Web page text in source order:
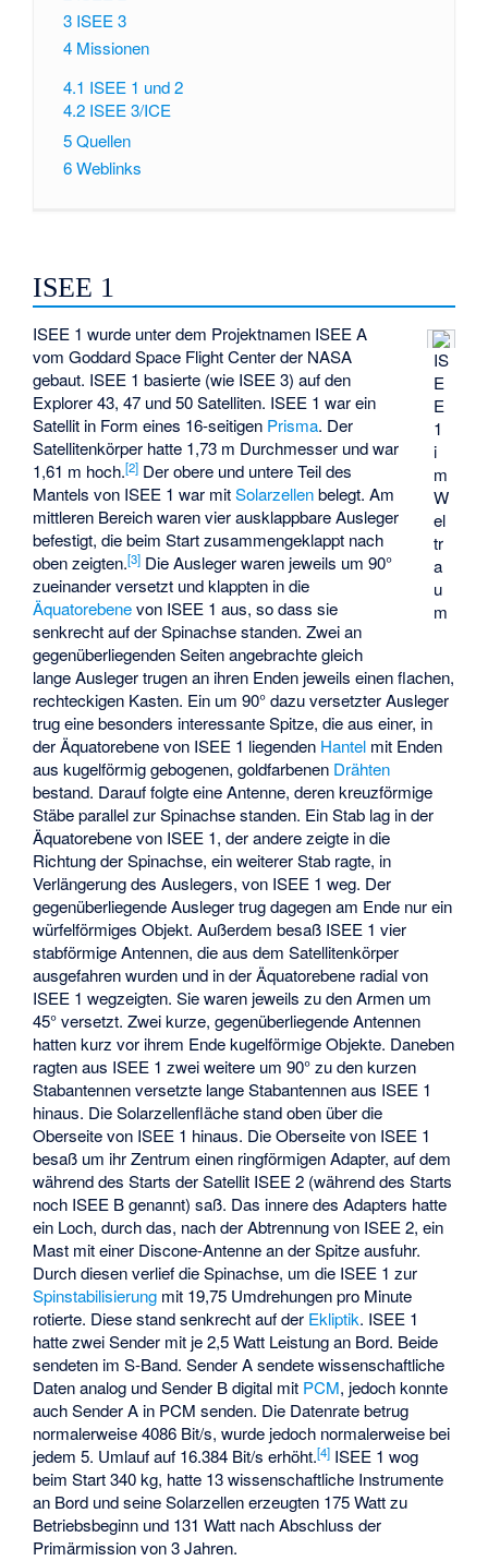
3 ISEE 3
4 Missionen
4.1 ISEE 1 und 2
4.2 ISEE 3/ICE
5Quellen
6Weblinks
ISEE 1
IS
E
E
1
i
m
W
el
tr
a
u
m
ISEE 1 wurde unter dem Projektnamen ISEE A
vom Goddard Space Flight Center der NASA
gebaut. ISEE 1 basierte (wie ISEE 3) auf den
Explorer 43,47 und50Satelliten. ISEE 1 war ein
Satellit in Form eines 16-seitigen Prisma. Der
Satellitenkörper hatte 1,73 m Durchmesser und war
1,61 m hoch.[2] Der obere und untere Teil des
Mantels von ISEE 1 war mitSolarzellenbelegt. Am
mittleren Bereich waren vier ausklappbare Ausleger
befestigt, die beim Start zusammengeklappt nach
oben zeigten.[3] Die Ausleger waren jeweils um 90°
zueinander versetzt und klappten in die
Äquatorebenevon ISEE 1 aus, so dass sie
senkrecht auf der Spinachse standen. Zwei an
gegenüberliegenden Seiten angebrachte gleich
lange Ausleger trugen an ihren Enden jeweils einen flachen,
rechteckigen Kasten. Ein um 90° dazu versetzter Ausleger
trug eine besonders interessante Spitze, die aus einer, in
der Äquatorebene von ISEE 1 liegenden Hantel mit Enden
aus kugelförmig gebogenen, goldfarbenen Drähten
bestand. Darauf folgte eine Antenne, deren kreuzförmige
Stäbe parallel zur Spinachse standen. Ein Stab lag in der
Äquatorebene von ISEE 1, der andere zeigte in die
Richtung der Spinachse, ein weiterer Stab ragte, in
Verlängerung des Auslegers, von ISEE 1 weg. Der
gegenüberliegende Ausleger trug dagegen am Ende nur ein
würfelförmiges Objekt. Außerdem besaß ISEE 1 vier
stabförmige Antennen, die aus dem Satellitenkörper
ausgefahren wurden und in der Äquatorebene radial von
ISEE 1 wegzeigten. Sie waren jeweils zu den Armen um
45° versetzt. Zwei kurze, gegenüberliegende Antennen
hatten kurz vor ihrem Ende kugelförmige Objekte. Daneben
ragten aus ISEE 1 zwei weitere um 90° zu den kurzen
Stabantennen versetzte lange Stabantennen aus ISEE 1
hinaus. Die Solarzellenfläche stand oben über die
Oberseite von ISEE 1 hinaus. Die Oberseite von ISEE 1
besaß um ihr Zentrum einen ringförmigen Adapter, auf dem
während des Starts der Satellit ISEE 2 (während des Starts
noch ISEE B genannt) saß. Das innere des Adapters hatte
ein Loch, durch das, nach der Abtrennung von ISEE 2, ein
Mast mit einer Discone-Antennean der Spitze ausfuhr.
Durch diesen verlief die Spinachse, um die ISEE 1 zur
Spinstabilisierung mit 19,75 Umdrehungen pro Minute
rotierte. Diese stand senkrecht auf der Ekliptik. ISEE 1
hatte zwei Sender mit je 2,5 Watt Leistung an Bord. Beide
sendeten im S-Band. Sender A sendete wissenschaftliche
Daten analog und Sender B digital mit PCM, jedoch konnte
auch Sender A in PCM senden. Die Datenrate betrug
normalerweise 4086 Bit/s, wurde jedoch normalerweise bei
jedem 5. Umlauf auf 16.384 Bit/s erhöht.[4] ISEE 1 wog
beim Start 340 kg, hatte 13 wissenschaftliche Instrumente
an Bord und seine Solarzellen erzeugten 175 Watt zu
Betriebsbeginn und 131 Watt nach Abschluss der
Primärmission von 3 Jahren.